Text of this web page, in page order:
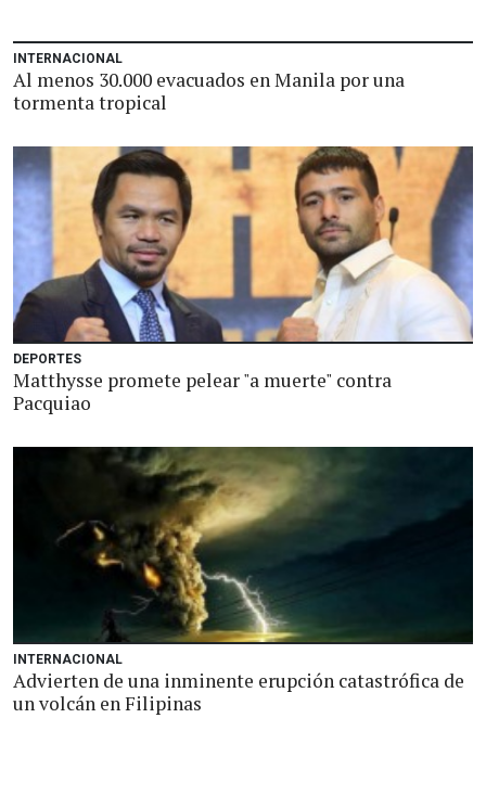
INTERNACIONAL
Al menos 30.000 evacuados en Manila por una
tormenta tropical
DEPORTES
Matthysse promete pelear "a muerte" contra
Pacquiao
INTERNACIONAL
Advierten de una inminente erupción catastrófica de
un volcán en Filipinas